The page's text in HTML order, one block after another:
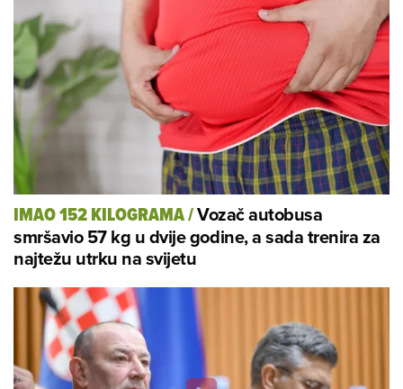
IMAO 152 KILOGRAMA/Vozač autobusa
smršavio 57 kg u dvije godine, a sada trenira za
najtežu utrku na svijetu